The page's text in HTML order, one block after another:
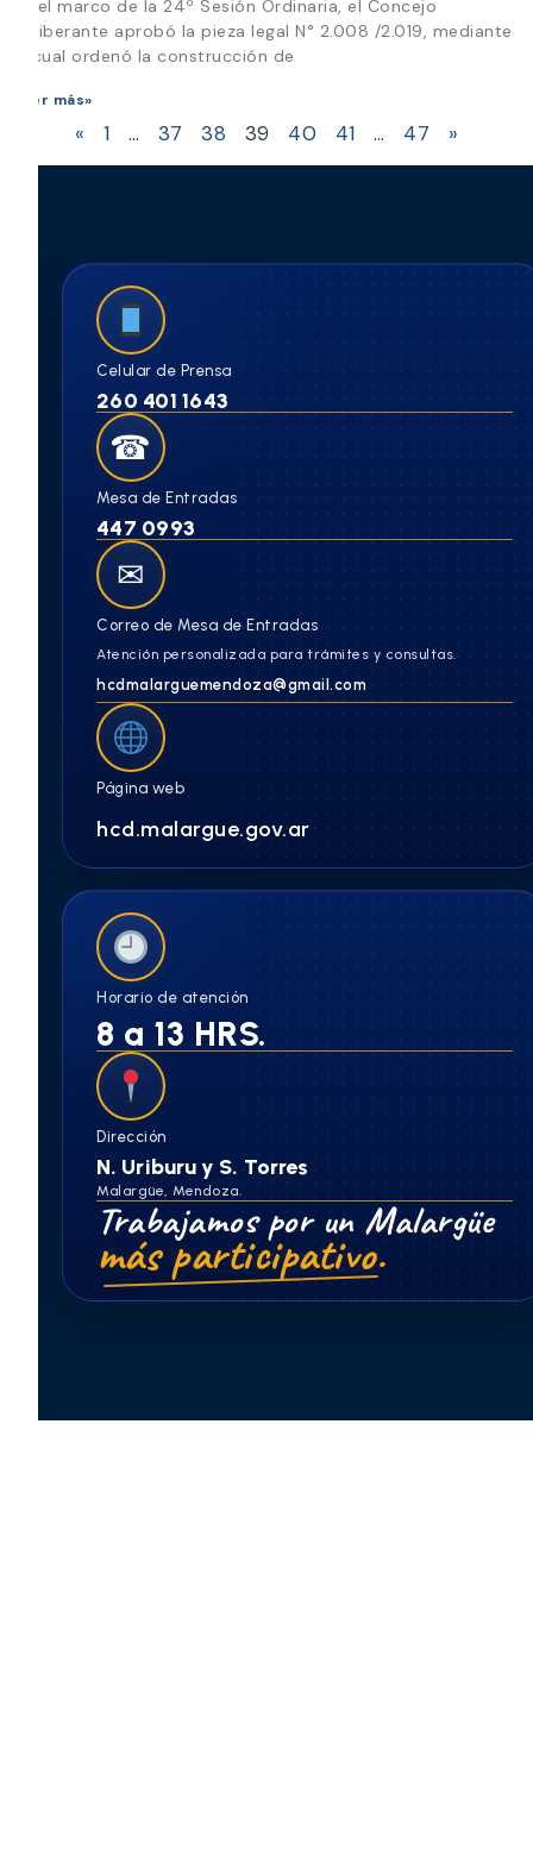
En el marco de la 24º Sesión Ordinaria, el Concejo
Deliberante aprobó la pieza legal N° 2.008 /2.019, mediante
la cual ordenó la construcción de
Leer más»
« 1 … 37 38 39 40 41 … 47 »
Celular de Prensa
260 401 1643
☎
Mesa de Entradas
447 0993
✉
Correo de Mesa de Entradas
Atención personalizada para trámites y consultas.
hcdmalarguemendoza@gmail.com
Página web
hcd.malargue.gov.ar
Horario de atención
8 a 13 HRS.
Dirección
N. Uriburu y S. Torres
Malargüe, Mendoza.
Trabajamos por un Malargüe
más participativo.